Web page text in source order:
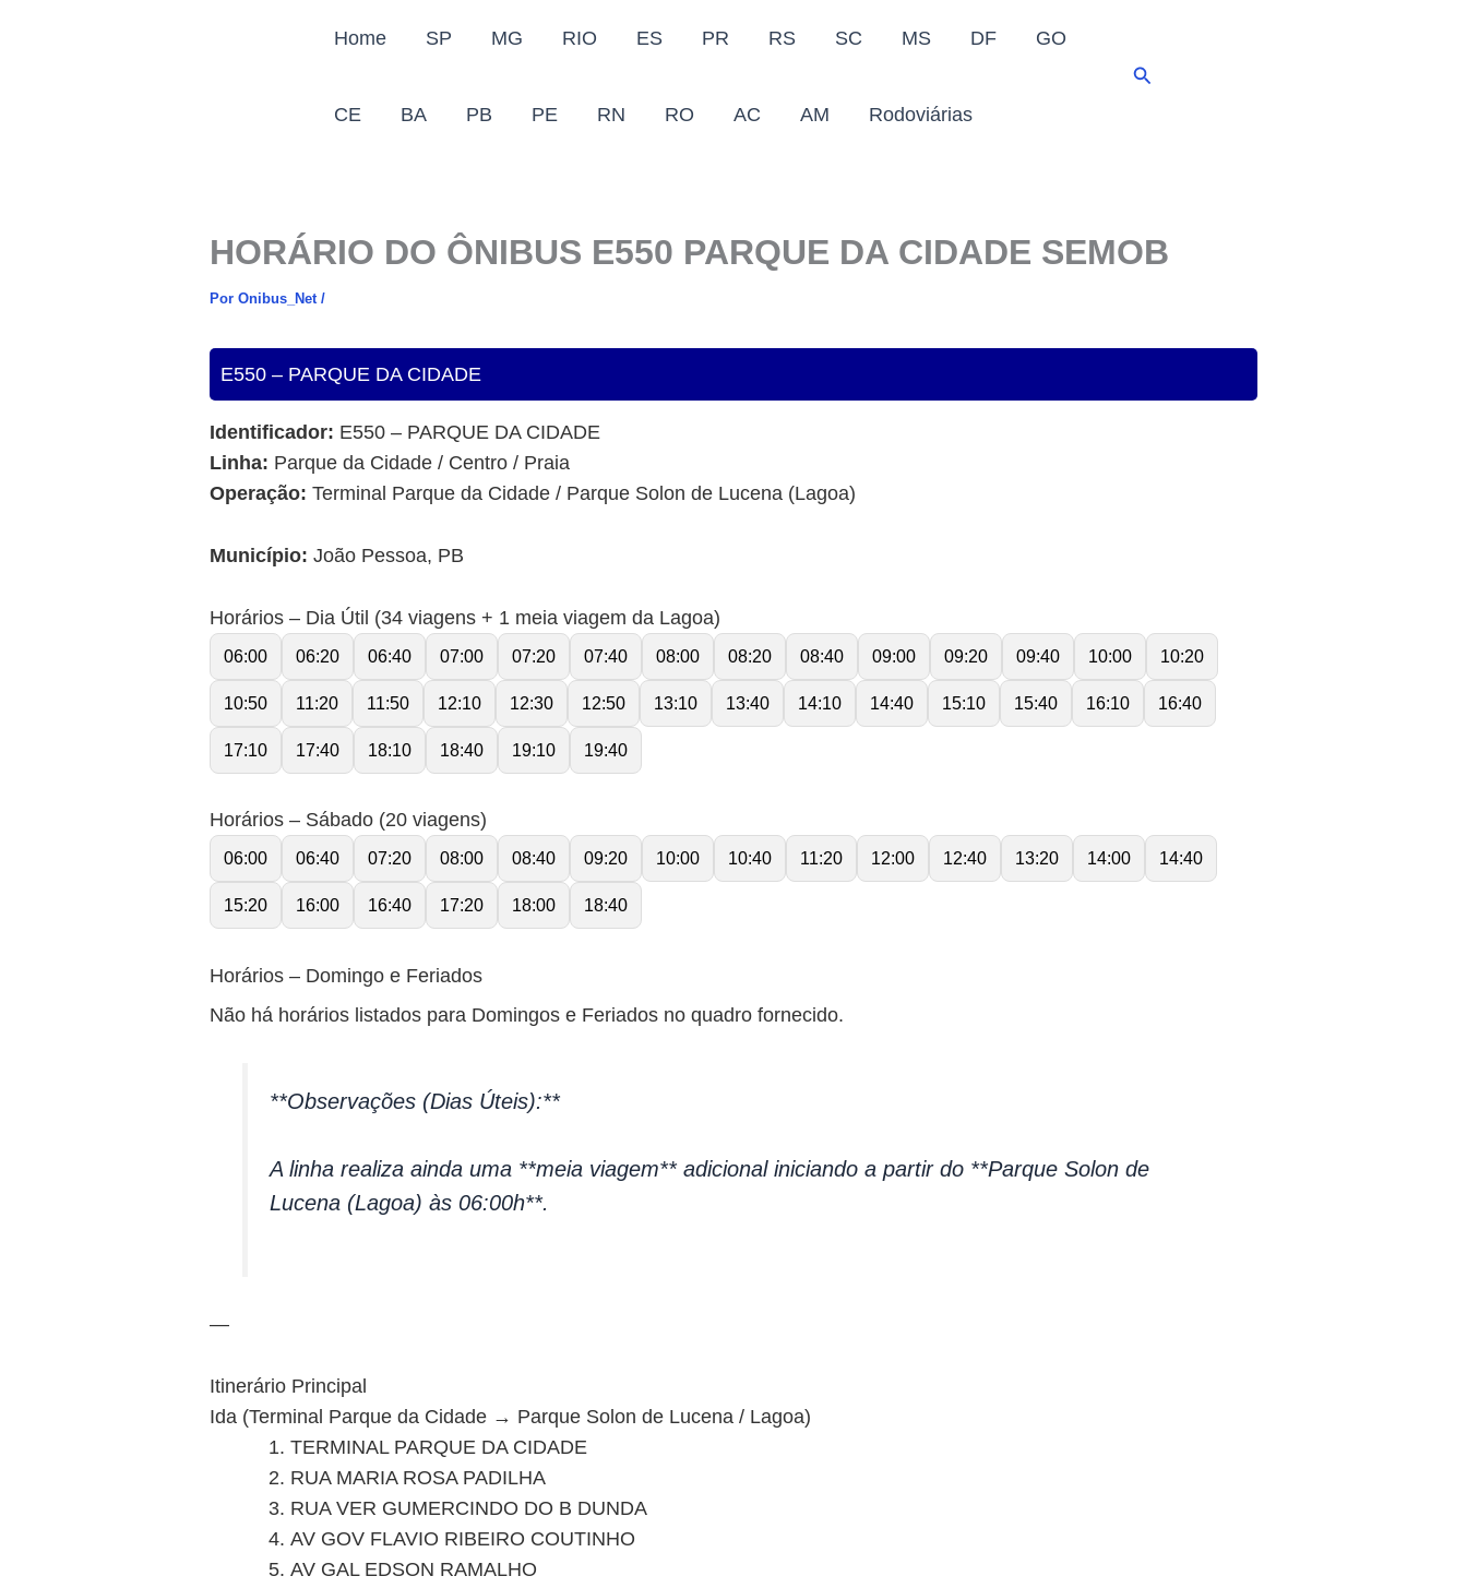
Home SP MG RIO ES PR RS SC MS DF GO
CE BA PB PE RN RO AC AM Rodoviárias
Pesquisar
HORÁRIO DO ÔNIBUS E550 PARQUE DA CIDADE SEMOB
Por Onibus_Net /
E550 – PARQUE DA CIDADE
Identificador: E550 – PARQUE DA CIDADE
Linha: Parque da Cidade / Centro / Praia
Operação: Terminal Parque da Cidade / Parque Solon de Lucena (Lagoa)
Município: João Pessoa, PB
Horários – Dia Útil (34 viagens + 1 meia viagem da Lagoa)
06:00 06:20 06:40 07:00 07:20 07:40 08:00 08:20 08:40 09:00 09:20 09:40 10:00 10:20
10:50 11:20 11:50 12:10 12:30 12:50 13:10 13:40 14:10 14:40 15:10 15:40 16:10 16:40
17:10 17:40 18:10 18:40 19:10 19:40
Horários – Sábado (20 viagens)
06:00 06:40 07:20 08:00 08:40 09:20 10:00 10:40 11:20 12:00 12:40 13:20 14:00 14:40
15:20 16:00 16:40 17:20 18:00 18:40
Horários – Domingo e Feriados
Não há horários listados para Domingos e Feriados no quadro fornecido.
**Observações (Dias Úteis):**
A linha realiza ainda uma **meia viagem** adicional iniciando a partir do **Parque Solon de
Lucena (Lagoa) às 06:00h**.
—
Itinerário Principal
Ida (Terminal Parque da Cidade → Parque Solon de Lucena / Lagoa)
TERMINAL PARQUE DA CIDADE
RUA MARIA ROSA PADILHA
RUA VER GUMERCINDO DO B DUNDA
AV GOV FLAVIO RIBEIRO COUTINHO
AV GAL EDSON RAMALHO